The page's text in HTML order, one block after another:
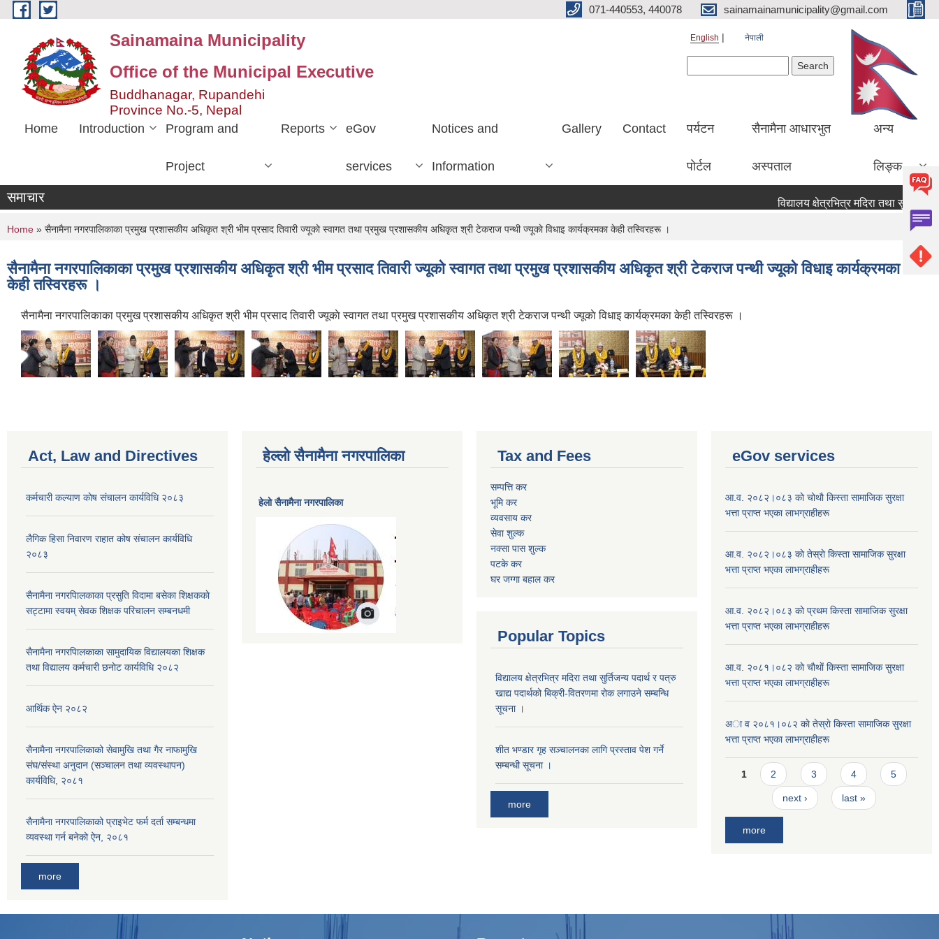
Skip to main content 071-440553, 440078 sainamainamunicipality@gmail.com
Sainamaina Municipality
Office of the Municipal Executive
Buddhanagar, Rupandehi
Province No.-5, Nepal
English नेपाली
Home Introduction Program and
Project
Reports eGov
services
Notices and
Information
Gallery Contact पर्यटन
पाेर्टल
सैनामैना आधारभुत
अस्पताल
अन्य
लिङ्क
समाचार विद्यालय क्षेत्रभित्र मदिरा तथा सुर्तिजन्य
You are here
Home » सैनामैना नगरपालिकाका प्रमुख प्रशासकीय अधिकृत श्री भीम प्रसाद तिवारी ज्यूकाे स्वागत तथा प्रमुख प्रशासकीय अधिकृत श्री टेकराज पन्थी ज्यूकाे विधाइ कार्यक्रमका केही तस्विरहरू ।
सैनामैना नगरपालिकाका प्रमुख प्रशासकीय अधिकृत श्री भीम प्रसाद तिवारी ज्यूकाे स्वागत तथा प्रमुख प्रशासकीय अधिकृत श्री टेकराज पन्थी ज्यूकाे विधाइ कार्यक्रमका
केही तस्विरहरू ।
सैनामैना नगरपालिकाका प्रमुख प्रशासकीय अधिकृत श्री भीम प्रसाद तिवारी ज्यूकाे स्वागत तथा प्रमुख प्रशासकीय अधिकृत श्री टेकराज पन्थी ज्यूकाे विधाइ कार्यक्रमका केही तस्विरहरू ।
Act, Law and Directives
कर्मचारी कल्याण काेष संचालन कार्यविधि २०८३
लैगिक हिसा निवारण राहात कोष संचालन कार्यविधि
२०८३
सैनामैना नगरपािलकाका प्रसुति विदामा बसेका शिक्षककाे
सट्टामा स्वयम् सेवक शिक्षक परिचालन सम्बनधमी
सैनामैना नगरपािलकाका सामुदायिक विद्यालयका शिक्षक
तथा विद्यालय कर्मचारी छनाेट कार्यविधि २०८२
आर्थिक ऐन २०८२
सैनामैना नगरपालिकाको सेवामुखि तथा गैर नाफामुखि
संघ/संस्था अनुदान (सञ्चालन तथा व्यवस्थापन)
कार्यविधि, २०८१
सैनामैना नगरपालिकाको प्राइभेट फर्म दर्ता सम्बन्धमा
व्यवस्था गर्न बनेको ऐन, २०८१
more
हेल्लो सैनामैना नगरपालिका
हेलाे सैनामैना नगरपालिका
Tax and Fees
सम्पत्ति कर
भूमि कर
व्यवसाय कर
सेवा शुल्क
नक्सा पास शुल्क
पटके कर
घर जग्गा बहाल कर
Popular Topics
विद्यालय क्षेत्रभित्र मदिरा तथा सुर्तिजन्य पदार्थ र पत्रु
खाद्य पदार्थको बिक्री-वितरणमा रोक लगाउने सम्बन्धि
सूचना ।
शीत भण्डार गृह सञ्चालनका लागि प्रस्ताव पेश गर्ने
सम्बन्धी सूचना ।
more
eGov services
आ.व. २०८२।०८३ काे चोथाै‌ किस्ता सामाजिक सुरक्षा
भत्ता प्राप्त भएका लाभग्राहीहरू
आ.व. २०८२।०८३ काे तेस्राे किस्ता सामाजिक सुरक्षा
भत्ता प्राप्त भएका लाभग्राहीहरू
आ.व. २०८२।०८३ काे प्रथम किस्ता सामाजिक सुरक्षा
भत्ता प्राप्त भएका लाभग्राहीहरू
आ.व. २०८१।०८२ काे चाैथाें किस्ता सामाजिक सुरक्षा
भत्ता प्राप्त भएका लाभग्राहीहरू
अा व २०८१।०८२ काे तेस्राे किस्ता सामाजिक सुरक्षा
भत्ता प्राप्त भएका लाभग्राहीहरू
Pages
1 2 3 4 5
next › last »
more